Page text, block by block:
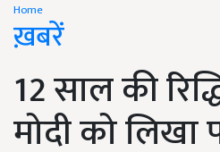
Home
ख़बरें
12 साल की
मोदी को लिखा